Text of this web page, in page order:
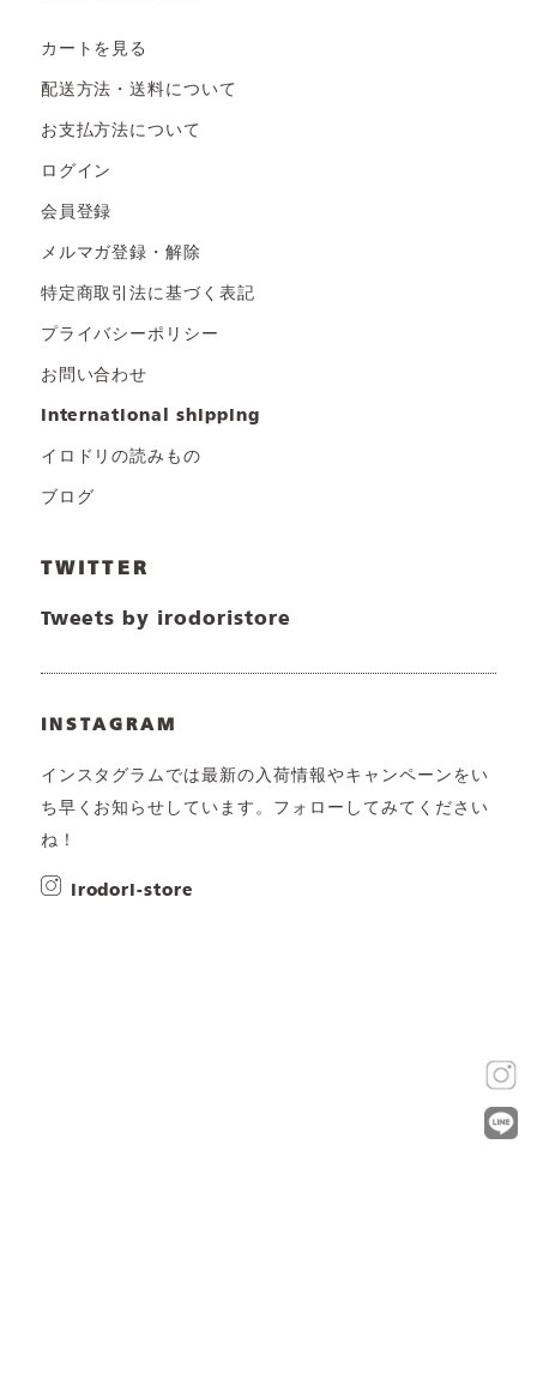
カートを見る
配送方法・送料について
お支払方法について
ログイン
会員登録
メルマガ登録・解除
特定商取引法に基づく表記
プライバシーポリシー
お問い合わせ
international shipping
イロドリの読みもの
ブログ
TWITTER
Tweets by irodoristore
INSTAGRAM
インスタグラムでは最新の入荷情報やキャンペーンをい
ち早くお知らせしています。フォローしてみてください
ね！
irodori-store